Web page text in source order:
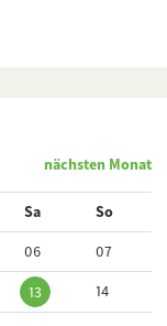
nächsten Monat
Sa
So
06
07
13 14